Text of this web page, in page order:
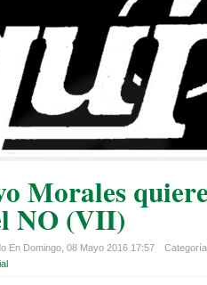
Morales
NO (VII)
En Domingo, 08 Mayo 2016 17:57